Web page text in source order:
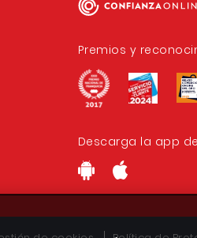
Premios y
Descarga la app